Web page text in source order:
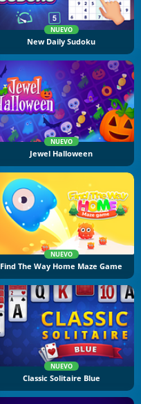
NUEVO
New Daily Sudoku
NUEVO
Jewel Halloween
NUEVO
Find The Way Home Maze Game
NUEVO
Classic Solitaire Blue